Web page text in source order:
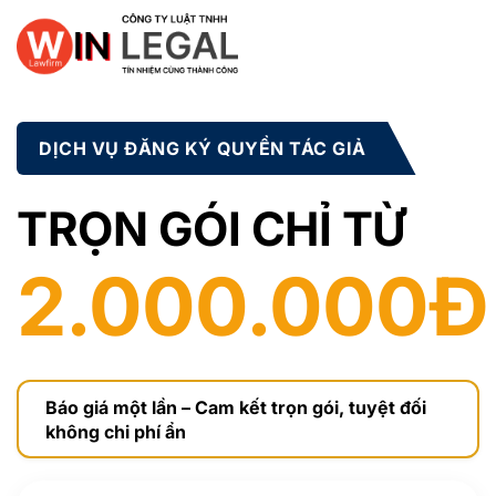
qua
nội
DỊCH VỤ ĐĂNG KÝ QUYỀN TÁC GIẢ
TRỌN GÓI CHỈ TỪ
2.000.000Đ
Báo giá một lần – Cam kết trọn gói, tuyệt đối
không chi phí ẩn